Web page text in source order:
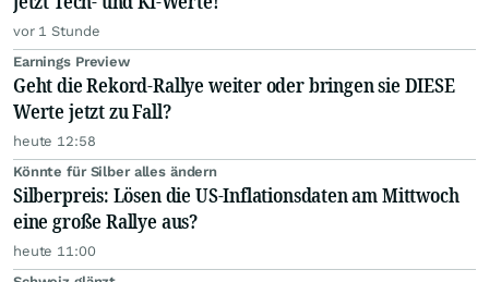
vor 1 Stunde
Earnings Preview
Geht die Rekord-Rallye weiter oder bringen sie DIESE
Werte jetzt zu Fall?
heute 12:58
Könnte für Silber alles ändern
Silberpreis: Lösen die US-Inflationsdaten am Mittwoch
eine große Rallye aus?
heute 11:00